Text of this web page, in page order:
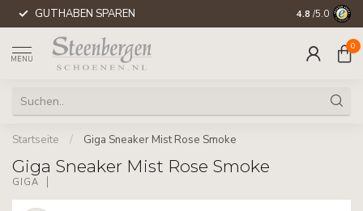
GUTHABEN SPAREN WELTWEITE
4.8 /5.0
MENU
0
Startseite / Giga Sneaker Mist Rose Smoke
Giga Sneaker Mist Rose Smoke
GIGA